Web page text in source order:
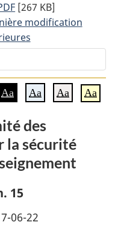
Texte
complet
:
Loi
sur
le
Comité
parlementaires
sur
la
sécurité
nationale
le
[267 KB]
modification
Aa Aa Aa Aa
des
la sécurité
15
06-22